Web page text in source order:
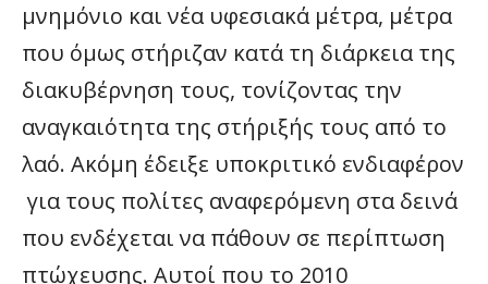
μνημόνιο και νέα υφεσιακά μέτρα, μέτρα
που όμως στήριζαν κατά τη διάρκεια της
διακυβέρνηση τους, τονίζοντας την
αναγκαιότητα της στήριξής τους από το
λαό. Ακόμη έδειξε υποκριτικό ενδιαφέρον
για τους πολίτες αναφερόμενη στα δεινά
που ενδέχεται να πάθουν σε περίπτωση
πτώχευσης. Αυτοί που το 2010